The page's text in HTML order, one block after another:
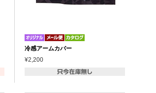
冷感アームカバー
¥2,200